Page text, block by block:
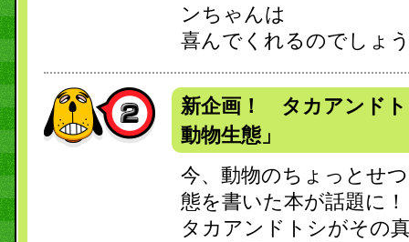
ンちゃんは
喜んでくれるのでしょ
新企画！ タカアンド
動物生態」
今、動物のちょっとせ
態を書いた本が話題に！
タカアンドトシがその